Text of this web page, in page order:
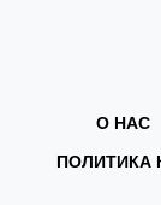
О НАС
ПОЛИТИКА